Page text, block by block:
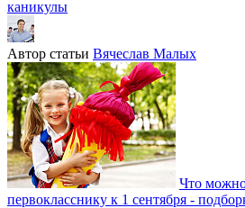
каникулы
Автор статьи Вячеслав Малых
Что
первокласснику к 1 сентября -